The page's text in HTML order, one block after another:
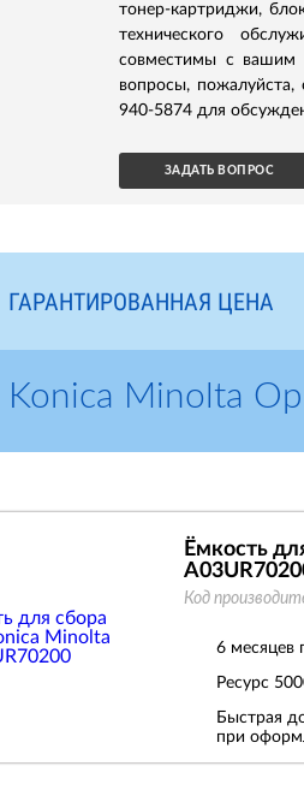
тонер-картриджи,
технического
совместимы с вашим
вопросы,
940-5874 для
ЗАДАТЬ ВОПРОС
ГАРАНТИРОВАННАЯ ЦЕНА
Konica Minolta
Ёмкость
Код
6 месяцев
Ресурс
Быстрая
при